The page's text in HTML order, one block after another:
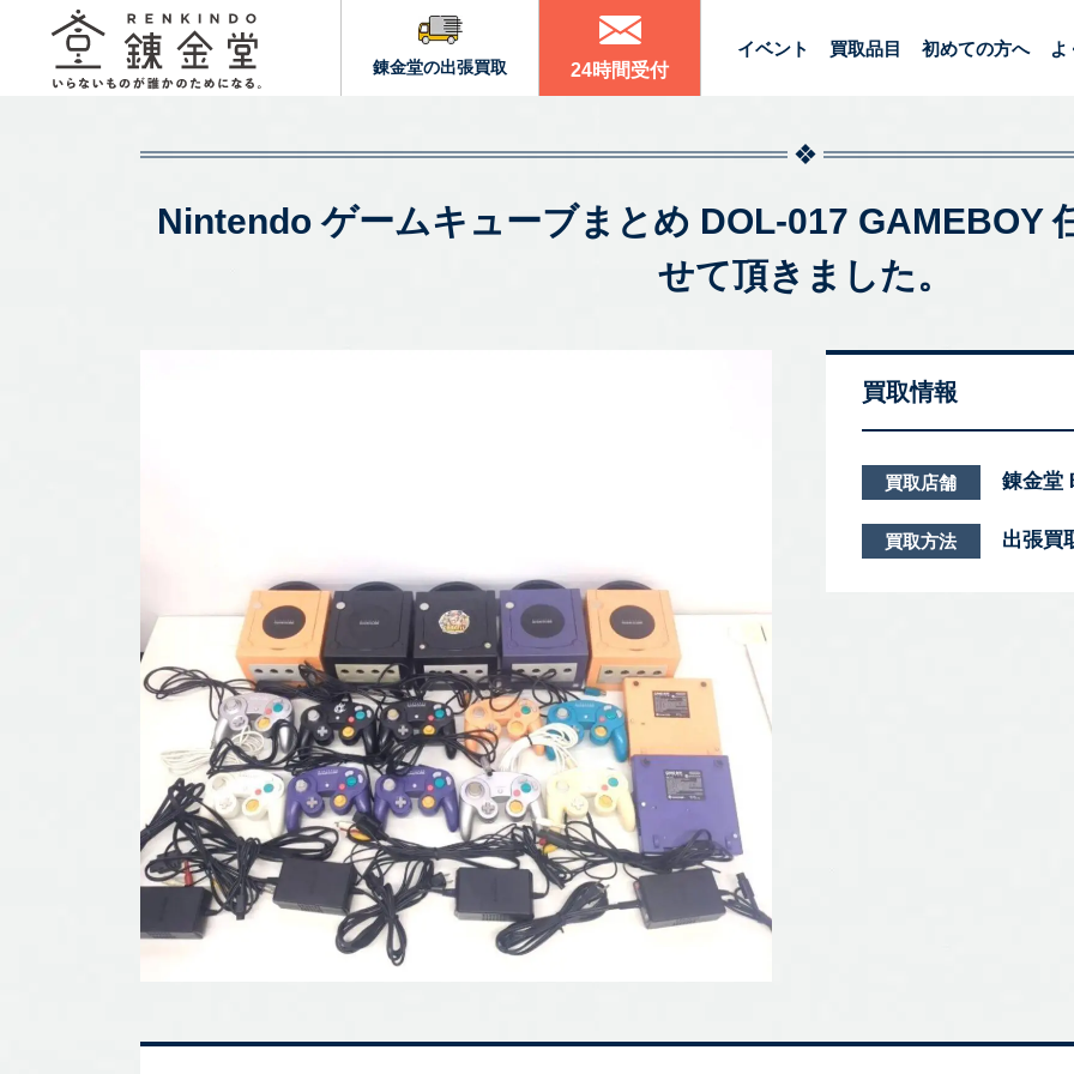
錬金堂の出張買取 24時間受付
イベント 買取品目 初めての方へ よ
Nintendo ゲームキューブまとめ DOL-017 GAMEBOY
せて頂きました。
買取情報
買取店舗 錬金堂
買取方法 出張買